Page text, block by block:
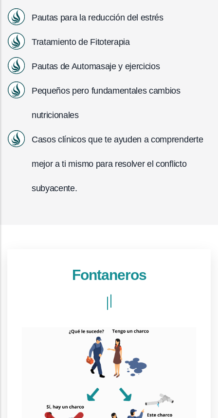
Pautas para la reducción del estrés
Tratamiento de Fitoterapia
Pautas de Automasaje y ejercicios
Pequeños pero fundamentales cambios
nutricionales
Casos clínicos que te ayuden a comprenderte
mejor a ti mismo para resolver el conflicto
subyacente.
Fontaneros